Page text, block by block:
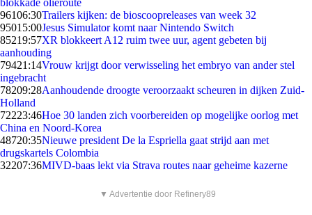
blokkade olieroute
96106:30Trailers kijken: de bioscoopreleases van week 32
95015:00Jesus Simulator komt naar Nintendo Switch
85219:57XR blokkeert A12 ruim twee uur, agent gebeten bij
aanhouding
79421:14Vrouw krijgt door verwisseling het embryo van ander stel
ingebracht
78209:28Aanhoudende droogte veroorzaakt scheuren in dijken Zuid-
Holland
72223:46Hoe 30 landen zich voorbereiden op mogelijke oorlog met
China en Noord-Korea
48720:35Nieuwe president De la Espriella gaat strijd aan met
drugskartels Colombia
32207:36MIVD-baas lekt via Strava routes naar geheime kazerne
▼ Advertentie door Refinery89